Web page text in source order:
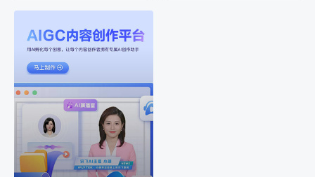
AIGC平台
用AI孵化每个创意
讯飞AIGC平台：让每个创
作者都拥有自己的专注AI
创作助手